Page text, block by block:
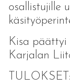
osallistujille
Kisa päättyi
Karjalan
TULOKSET: